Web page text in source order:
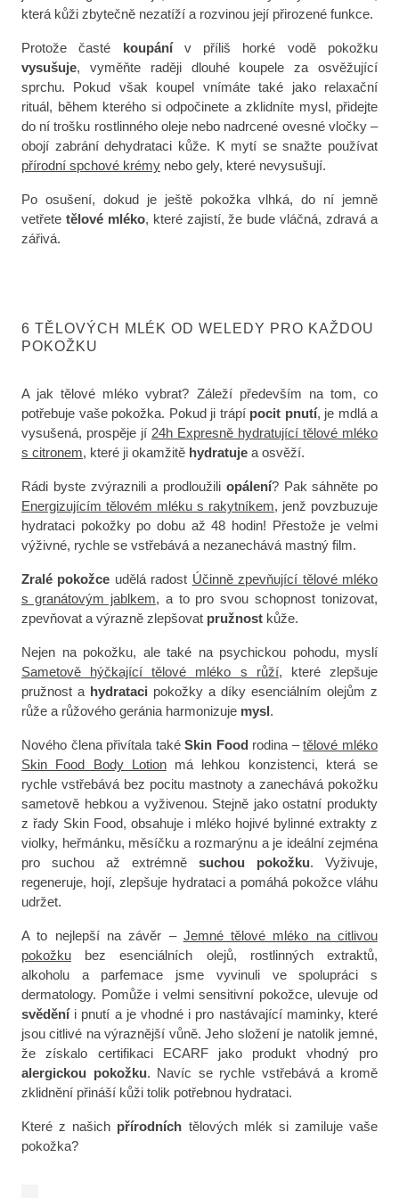
která kůži zbytečně nezatíží a rozvinou její přirozené funkce.
Protože časté koupánív příliš horké vodě pokožku
vysušuje, vyměňte raději dlouhé koupele za osvěžující
sprchu. Pokud však koupel vnímáte také jako relaxační
rituál, během kterého si odpočinete a zklidníte mysl, přidejte
do ní trošku rostlinného oleje nebo nadrcené ovesné vločky –
obojí zabrání dehydrataci kůže. K mytí se snažte používat
přírodní spchové krémy nebo gely, které nevysušují.
Po osušení, dokud je ještě pokožka vlhká, do ní jemně
vetřete tělové mléko, které zajistí, že bude vláčná, zdravá a
zářivá.
6 TĚLOVÝCH MLÉK OD WELEDY PRO KAŽDOU
POKOŽKU
A jak tělové mléko vybrat? Záleží především na tom, co
potřebuje vaše pokožka. Pokud ji trápí pocit pnutí, je mdlá a
vysušená, prospěje jí 24h Expresně hydratující tělové mléko
s citronem, které ji okamžitě hydratuje a osvěží.
Rádi byste zvýraznili a prodloužili opálení? Pak sáhněte po
Energizujícím tělovém mléku s rakytníkem, jenž povzbuzuje
hydrataci pokožky po dobu až 48 hodin! Přestože je velmi
výživné, rychle se vstřebává a nezanechává mastný film.
Zralé pokožce udělá radost Účinně zpevňující tělové mléko
s granátovým jablkem, a to pro svou schopnost tonizovat,
zpevňovat a výrazně zlepšovat pružnost kůže.
Nejen na pokožku, ale také na psychickou pohodu, myslí
Sametově hýčkající tělové mléko s růží, které zlepšuje
pružnost a hydrataci pokožky a díky esenciálním olejům z
růže a růžového geránia harmonizuje mysl.
Nového člena přivítala takéSkin Food rodina –tělové mléko
Skin Food Body Lotionmá lehkou konzistenci, která se
rychle vstřebává bez pocitu mastnoty a zanechává pokožku
sametově hebkou a vyživenou. Stejně jako ostatní produkty
z řady Skin Food, obsahuje i mléko hojivé bylinné extrakty z
violky, heřmánku, měsíčku a rozmarýnu a je ideální zejména
pro suchou až extrémně suchou pokožku. Vyživuje,
regeneruje, hojí, zlepšuje hydrataci a pomáhá pokožce vláhu
udržet.
A to nejlepší na závěr – Jemné tělové mléko na citlivou
pokožku bez esenciálních olejů, rostlinných extraktů,
alkoholu a parfemace jsme vyvinuli ve spolupráci s
dermatology. Pomůže i velmi sensitivní pokožce, ulevuje od
svěděníi pnutí a je vhodné i pro nastávající maminky, které
jsou citlivé na výraznější vůně. Jeho složení je natolik jemné,
že získalo certifikaci ECARF jako produkt vhodný pro
alergickou pokožku. Navíc se rychle vstřebává a kromě
zklidnění přináší kůži tolik potřebnou hydrataci.
Které z našich přírodních tělových mlék si zamiluje vaše
pokožka?